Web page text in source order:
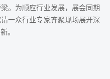
。为顺应行业发展，展会同期
一众行业专家齐聚现场展开深
。